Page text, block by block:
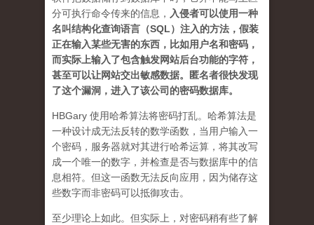
分可执行命令传来的信息， 入侵者可以使用一种
名叫结构化查询语言（SQL）注入的方法，假装
正在输入某些无害的东西，比如用户名和密码，
而实际上输入了包含触发网站后台功能的字符，
甚至可以让网站交出敏感数据。匿名者很快发现
了这个漏洞，进入了该公司的密码数据库。
HBGary 使用哈希算法将密码打乱。哈希算法是
一种设计成无法反转的数学函数，当用户输入一
个密码，服务器就对其进行哈希运算，将其改写
成一个唯一的数字，并检查是否与数据库中的信
息相符。但这一函数无法反向应用，因为储存这
些数字而非密码可以抵御攻击。
至少理论上如此。但实际上，对密码稍有些了解